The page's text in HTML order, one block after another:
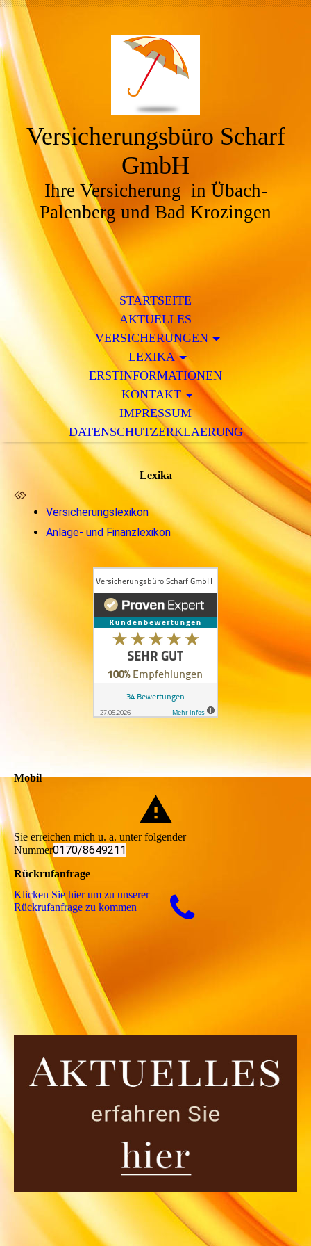
Versicherungsbüro Scharf
GmbH
Ihre Versicherung in Übach-
Palenberg und Bad Krozingen
STARTSEITE
AKTUELLES
VERSICHERUNGEN
LEXIKA
ERSTINFORMATIONEN
KONTAKT
IMPRESSUM
DATENSCHUTZERKLAERUNG
Lexika
Versicherungslexikon
Anlage- und Finanzlexikon
Mobil
Sie erreichen mich u. a. unter folgender
Nummer0170/8649211
Rückrufanfrage
Klicken Sie hier um zu unserer
Rückrufanfrage zu kommen